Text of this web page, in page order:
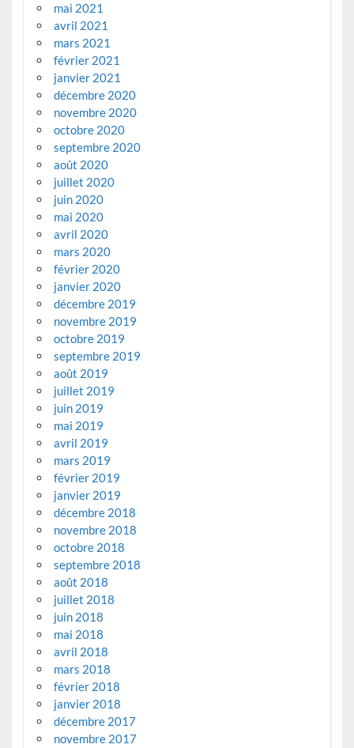
mai 2021
avril 2021
mars 2021
février 2021
janvier 2021
décembre 2020
novembre 2020
octobre 2020
septembre 2020
août 2020
juillet 2020
juin 2020
mai 2020
avril 2020
mars 2020
février 2020
janvier 2020
décembre 2019
novembre 2019
octobre 2019
septembre 2019
août 2019
juillet 2019
juin 2019
mai 2019
avril 2019
mars 2019
février 2019
janvier 2019
décembre 2018
novembre 2018
octobre 2018
septembre 2018
août 2018
juillet 2018
juin 2018
mai 2018
avril 2018
mars 2018
février 2018
janvier 2018
décembre 2017
novembre 2017